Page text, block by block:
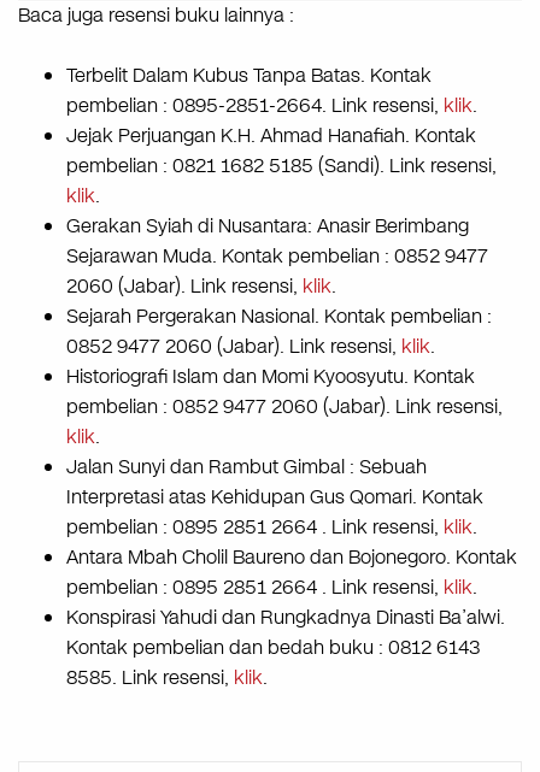
Baca juga resensi buku lainnya :
Terbelit Dalam Kubus Tanpa Batas. Kontak
pembelian : 0895-2851-2664. Link resensi, klik.
Jejak Perjuangan K.H. Ahmad Hanafiah. Kontak
pembelian : 0821 1682 5185 (Sandi). Link resensi,
klik.
Gerakan Syiah di Nusantara: Anasir Berimbang
Sejarawan Muda. Kontak pembelian : 0852 9477
2060 (Jabar). Link resensi, klik.
Sejarah Pergerakan Nasional. Kontak pembelian :
0852 9477 2060 (Jabar). Link resensi, klik.
Historiografi Islam dan Momi Kyoosyutu. Kontak
pembelian : 0852 9477 2060 (Jabar). Link resensi,
klik.
Jalan Sunyi dan Rambut Gimbal : Sebuah
Interpretasi atas Kehidupan Gus Qomari. Kontak
pembelian : 0895 2851 2664 . Link resensi, klik.
Antara Mbah Cholil Baureno dan Bojonegoro. Kontak
pembelian : 0895 2851 2664 . Link resensi, klik.
Konspirasi Yahudi dan Rungkadnya Dinasti Ba’alwi.
Kontak pembelian dan bedah buku : 0812 6143
8585. Link resensi, klik.